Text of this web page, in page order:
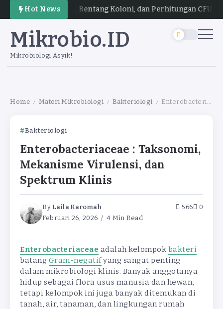
Hot News
Prosedur, Rentang Koloni, dan Perhitungan CFUAugust 9,
Mikrobio.ID
Mikrobiologi Asyik!
Home / Materi Mikrobiologi / Bakteriologi / Enterobacteriaceae : Taksonomi, Mekanisme Virulensi, dan Spektrum Klinis
Bakteriologi
Enterobacteriaceae : Taksonomi,
Mekanisme Virulensi, dan
Spektrum Klinis
By Laila Karomah
Februari 26, 2026
4 Min Read
566 0
Enterobacteriaceae adalah kelompok bakteri
batang Gram-negatifyang sangat penting
dalam mikrobiologi klinis. Banyak anggotanya
hidup sebagai flora usus manusia dan hewan,
tetapi kelompok ini juga banyak ditemukan di
tanah, air, tanaman, dan lingkungan rumah